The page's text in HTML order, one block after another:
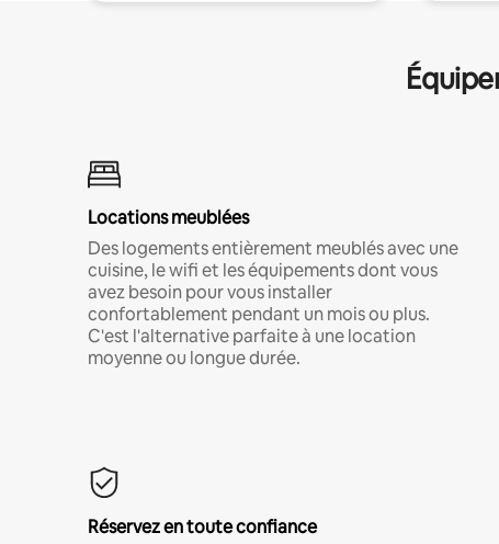
Locations meublées
Des logements entièrement meublés avec une
cuisine, le wifi et les équipements dont vous
avez besoin pour vous installer
confortablement pendant un mois ou plus.
C'est l'alternative parfaite à une location
moyenne ou longue durée.
Réservez en toute confiance